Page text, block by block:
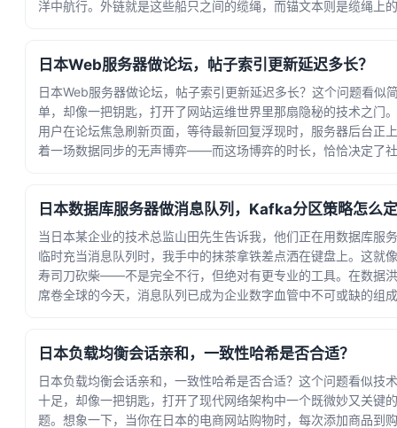
洋中航行。外链就是这些船只之间的缆绳，而锚文本则是缆绳上
日本Web服务器做论坛，帖子索引更新延迟多长？
日本Web服务器做论坛，帖子索引更新延迟多长？这个问题看似
单，却像一把钥匙，打开了网站运维世界里那扇隐秘的技术之门
用户在论坛焦急刷新页面，等待最新回复浮现时，服务器后台正
着一场数据同步的无声博弈——而这场博弈的时长，恰恰决定了
日本数据库服务器做消息队列，Kafka分区策略怎么
当日本某企业的技术总监山田先生告诉我，他们正在用数据库服
临时充当消息队列时，我手中的抹茶拿铁差点洒在键盘上。这就
寿司刀砍柴——不是完全不行，但绝对有更专业的工具。在数据
席卷全球的今天，消息队列已成为企业数字血管中不可或缺的组
日本负载均衡会话亲和，一致性哈希是否合适？
日本负载均衡会话亲和，一致性哈希是否合适？这个问题看似技
十足，却像一把钥匙，打开了现代网络架构中一个既微妙又关键
题。想象一下，当你在日本的电商网站购物时，每次添加商品到